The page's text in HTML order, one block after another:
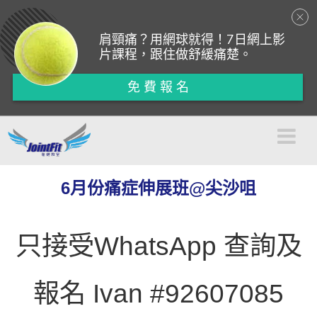
6月份痛症伸展班@尖沙咀
只接受WhatsApp 查詢及
報名 Ivan #92607085
肩頸痛？用網球就得！7日網上影
片課程，跟住做舒緩痛楚。
免 費 報 名